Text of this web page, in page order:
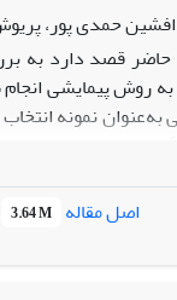
حمدی پور،
حاضر قصد دارد به
به اثرگذاری
بهره‌مند شوند را
اصل مقاله 3.64 M